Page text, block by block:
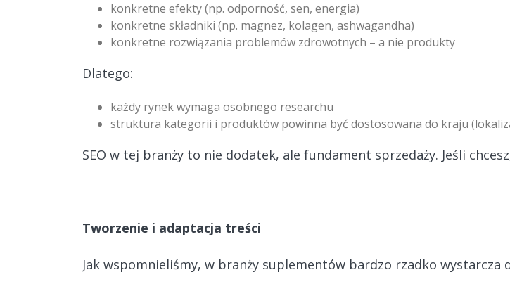
konkretne efekty (np. odporność, sen, energia)
konkretne składniki (np. magnez, kolagen, ashwagandha)
konkretne rozwiązania problemów zdrowotnych – a nie produkty
Dlatego:
każdy rynek wymaga osobnego researchu
struktura kategorii i produktów powinna być dostosowana do kraju
SEO w tej branży to nie dodatek, ale fundament sprzedaży. Jeśli
Tworzenie i adaptacja treści
Jak wspomnieliśmy, w branży suplementów bardzo rzadko wystarcza